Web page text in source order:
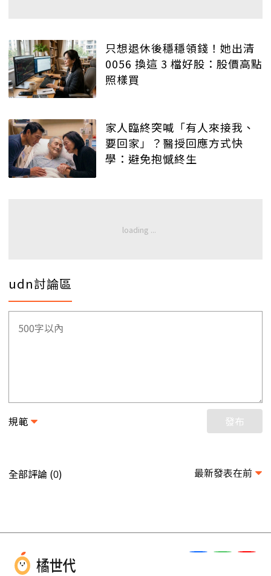
只想退休後穩穩領錢！她出清
0056 換這 3 檔好股：股價高點
照樣買
家人臨終突喊「有人來接我、
要回家」？醫授回應方式快
學：避免抱憾終生
udn討論區
規範 發布
全部評論 (0) 最新發表在前